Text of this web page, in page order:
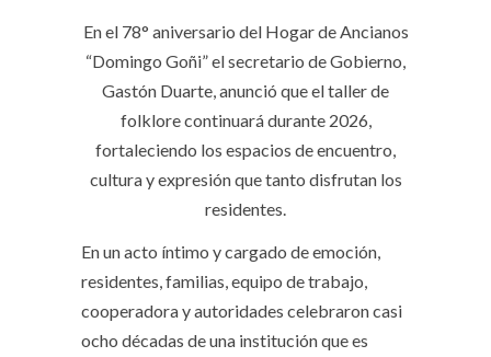
En el 78° aniversario del Hogar de Ancianos
“Domingo Goñi” el secretario de Gobierno,
Gastón Duarte, anunció que el taller de
folklore continuará durante 2026,
fortaleciendo los espacios de encuentro,
cultura y expresión que tanto disfrutan los
residentes.
En un acto íntimo y cargado de emoción,
residentes, familias, equipo de trabajo,
cooperadora y autoridades celebraron casi
ocho décadas de una institución que es